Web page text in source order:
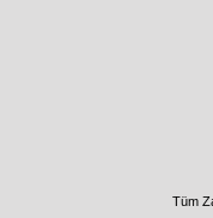
Tüm